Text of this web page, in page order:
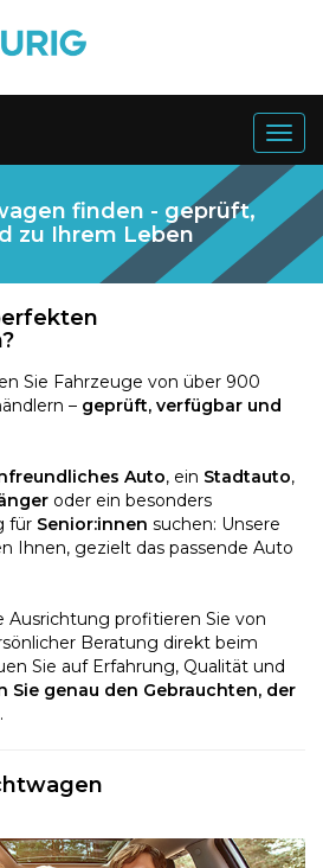
finden - geprüft,
zu Ihrem Leben
Sie Fahrzeuge von über 900
– geprüft, verfügbar und
Auto, ein Stadtauto,
oder ein besonders
für Senior:innen suchen: Unsere
Ihnen, gezielt das passende Auto
Ausrichtung profitieren Sie von
Beratung direkt beim
Sie auf Erfahrung, Qualität und
Sie genau den Gebrauchten, der
.